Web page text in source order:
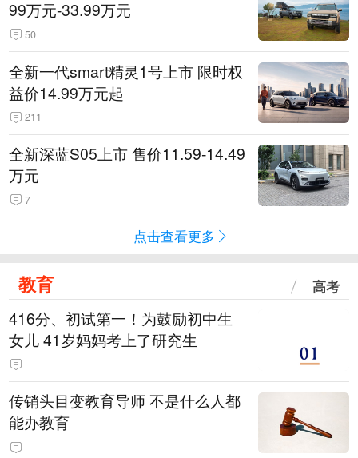
99万元-33.99万元
50
全新一代smart精灵1号上市 限时权
益价14.99万元起
211
全新深蓝S05上市 售价11.59-14.49
万元
7
点击查看更多
教育 高考
416分、初试第一！为鼓励初中生
女儿 41岁妈妈考上了研究生
传销头目变教育导师 不是什么人都
能办教育